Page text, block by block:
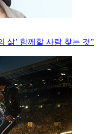
삶’ 함께할 사람 찾는 것”